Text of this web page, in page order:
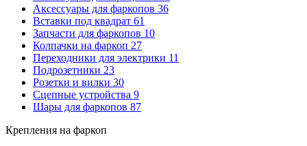
Аксессуары для фаркопов 36
Вставки под квадрат 61
Запчасти для фаркопов 10
Колпачки на фаркоп 27
Переходники для электрики 11
Подрозетники 23
Розетки и вилки 30
Сцепные устройства 9
Шары для фаркопов 87
Крепления на фаркоп